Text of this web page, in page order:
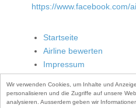
Wir verwenden Cookies, um Inhalte und
personalisieren und die Zugriffe auf unsere
analysieren. Ausserdem geben wir
https://www.facebook.com/
Startseite
Airline bewerten
Impressum